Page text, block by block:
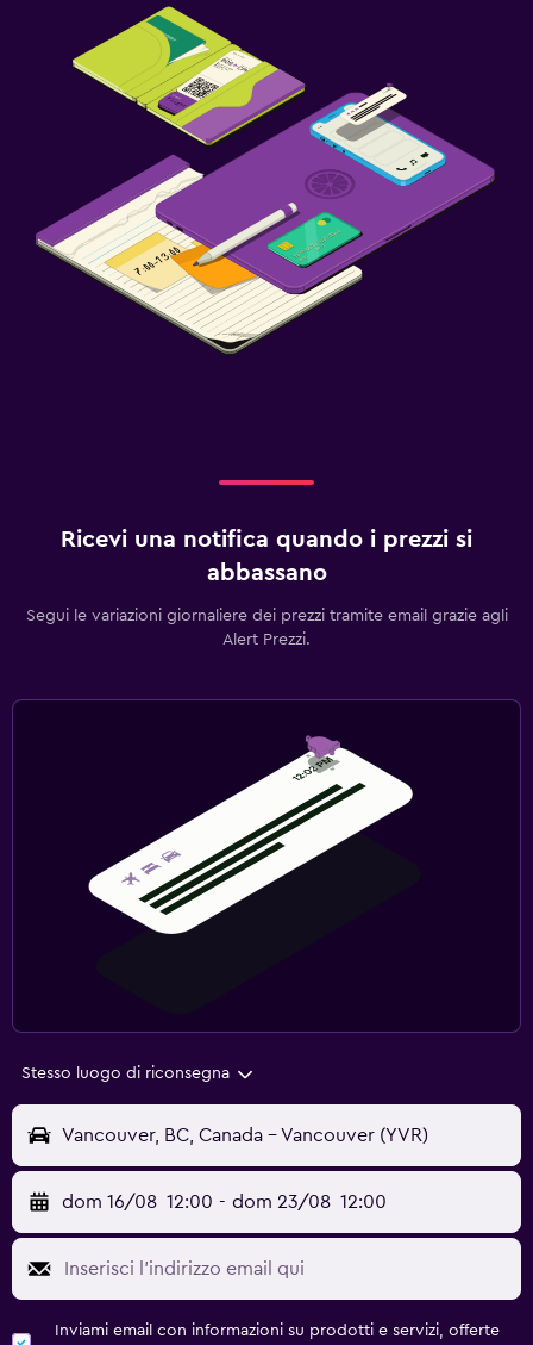
Ricevi una notifica quando i prezzi si
abbassano
Segui le variazioni giornaliere dei prezzi tramite email grazie agli
Alert Prezzi.
Stesso luogo di riconsegna
Vancouver, BC, Canada - Vancouver (YVR)
dom 16/08 12:00 - dom 23/08 12:00
Inviami email con informazioni su prodotti e servizi, offerte